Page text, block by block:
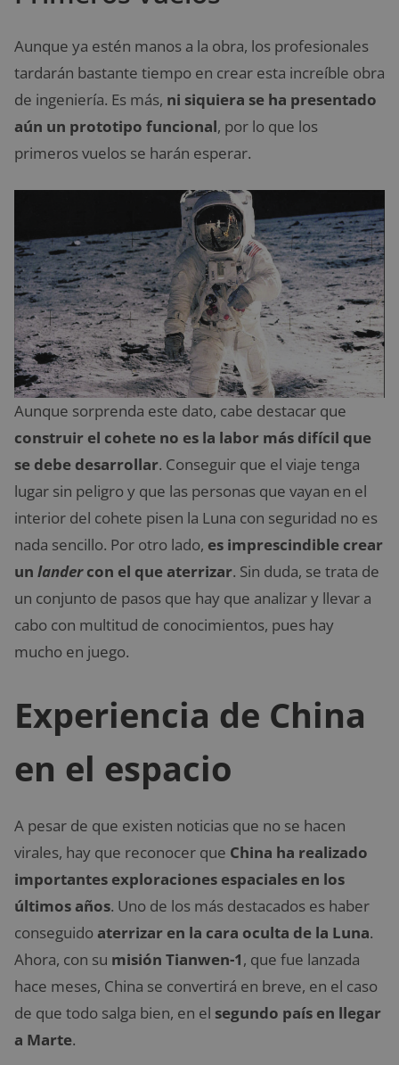
Aunque ya estén manos a la obra, los profesionales
tardarán bastante tiempo en crear esta increíble obra
de ingeniería. Es más, ni siquiera se ha presentado
aún un prototipo funcional, por lo que los
primeros vuelos se harán esperar.
Aunque sorprenda este dato, cabe destacar que
construir el cohete no es la labor más difícil que
se debe desarrollar. Conseguir que el viaje tenga
lugar sin peligro y que las personas que vayan en el
interior del cohete pisen la Luna con seguridad no es
nada sencillo. Por otro lado, es imprescindible crear
un landercon el que aterrizar. Sin duda, se trata de
un conjunto de pasos que hay que analizar y llevar a
cabo con multitud de conocimientos, pues hay
mucho en juego.
Experiencia de China
en el espacio
A pesar de que existen noticias que no se hacen
virales, hay que reconocer que China ha realizado
importantes exploraciones espaciales en los
últimos años. Uno de los más destacados es haber
conseguido aterrizar en la cara oculta de la Luna.
Ahora, con su misión Tianwen-1, que fue lanzada
hace meses, China se convertirá en breve, en el caso
de que todo salga bien, en el segundo país en llegar
a Marte.